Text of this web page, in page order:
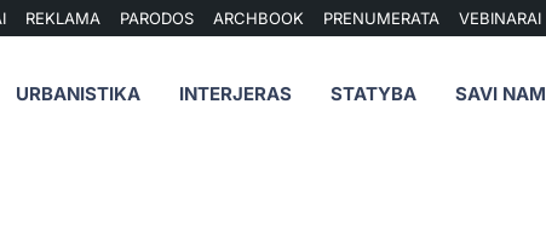
REKLAMA PARODOS ARCHBOOK PRENUMERATA VEBINARAI
URBANISTIKA INTERJERAS STATYBA SAVI